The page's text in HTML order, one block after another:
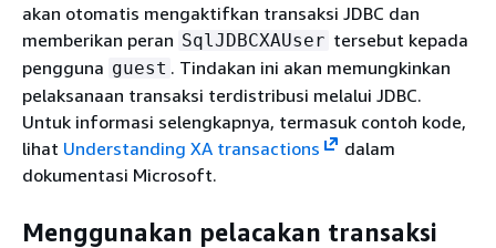
akan otomatis mengaktifkan transaksi JDBC dan
memberikan peran SqlJDBCXAUser tersebut kepada
pengguna guest . Tindakan ini akan memungkinkan
pelaksanaan transaksi terdistribusi melalui JDBC.
Untuk informasi selengkapnya, termasuk contoh kode,
lihat Understanding XA transactions
dalam
dokumentasi Microsoft.
Menggunakan pelacakan transaksi